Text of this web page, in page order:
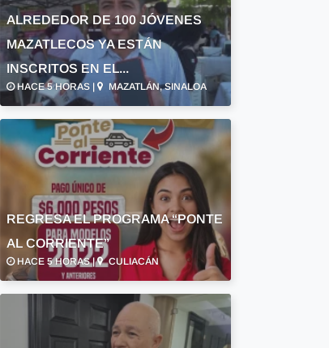
ALREDEDOR DE 100 JÓVENES
MAZATLECOS YA ESTÁN
INSCRITOS EN EL...
HACE 5 HORAS | MAZATLÁN, SINALOA
REGRESA EL PROGRAMA “PONTE
AL CORRIENTE”
HACE 5 HORAS | CULIACÁN